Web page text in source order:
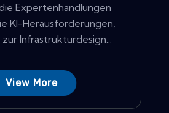
Expertenhandlungen
KI-Herausforderungen,
Infrastrukturdesign...
View More